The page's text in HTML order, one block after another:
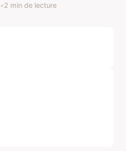
•2 min de lecture